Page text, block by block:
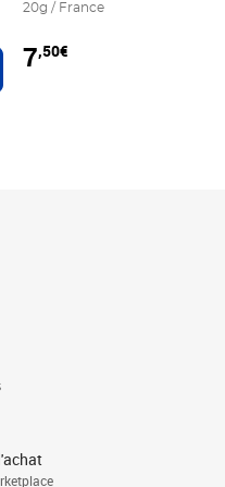
au panier
20g / France
7,50€